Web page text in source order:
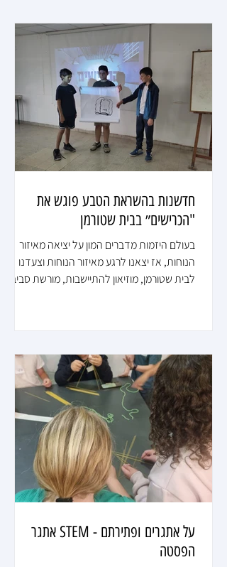
חדשנות בהשראת הטבע פוגש את
"הכרישים״ בבית שטורמן
בעולם היזמות מדברים המון על יציאה מאיזור
הנוחות, אז יצאנו לרגע מאיזור הנוחות וצעדנו
לבית שטורמן, מוזיאון להתיישבות, מורשת סביבה
על אתגרים ופתירתם - STEM אתגר
הפסטה